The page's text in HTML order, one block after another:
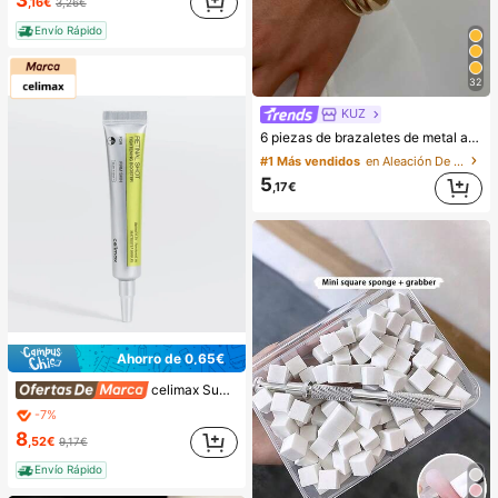
en Multicolor Bolsas y bombas de vacío de aire
(1000+)
Envío Rápido
Ahorro de 0,65€
celimax Sueros y tratamiento facial
-7%
8,52€ 9,17€
Envío Rápido
32
KUZ
6 piezas de brazaletes de metal anchos y planos de estilo vintage elegante, adecuados para uso diario, fiestas, ocasiones de vacaciones, regalo, lujo silencioso
#1 Más vendidos en Aleación De Hierro Brazaletes de mujer
5,17€